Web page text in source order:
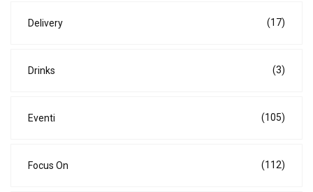
Delivery (17)
Drinks (3)
Eventi (105)
Focus On (112)